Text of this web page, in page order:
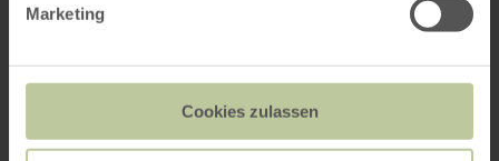
Marketing
Cookies zulassen